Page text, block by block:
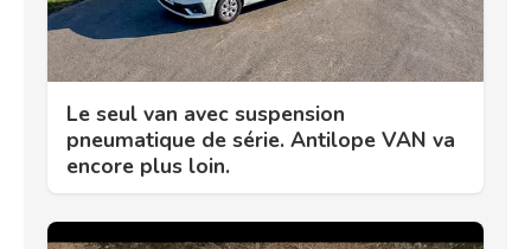
Le seul van avec suspension
pneumatique de série. Antilope VAN va
encore plus loin.